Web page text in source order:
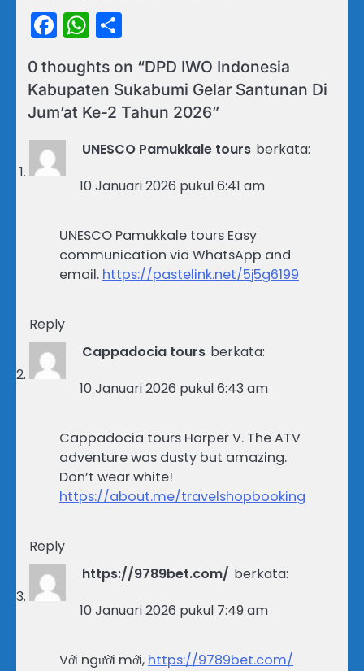
Facebook
WhatsApp
0 thoughts on “DPD IWO Indonesia
Kabupaten Sukabumi Gelar Santunan Di
Jum’at Ke-2 Tahun 2026”
UNESCO Pamukkale tours berkata:
10 Januari 2026 pukul 6:41 am
UNESCO Pamukkale tours Easy
communication via WhatsApp and
email. https://pastelink.net/5j5g6199
Reply
Cappadocia tours berkata:
10 Januari 2026 pukul 6:43 am
Cappadocia tours Harper V. The ATV
adventure was dusty but amazing.
Don’t wear white!
https://about.me/travelshopbooking
Reply
https://9789bet.com/ berkata:
10 Januari 2026 pukul 7:49 am
Với người mới, https://9789bet.com/